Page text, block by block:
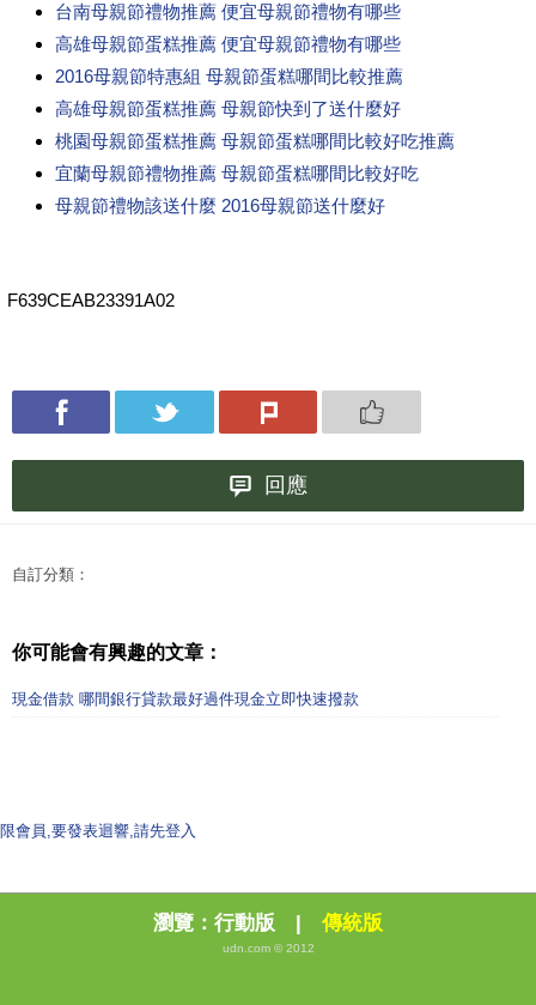
台南母親節禮物推薦 便宜母親節禮物有哪些
高雄母親節蛋糕推薦 便宜母親節禮物有哪些
2016母親節特惠組 母親節蛋糕哪間比較推薦
高雄母親節蛋糕推薦 母親節快到了送什麼好
桃園母親節蛋糕推薦 母親節蛋糕哪間比較好吃推薦
宜蘭母親節禮物推薦 母親節蛋糕哪間比較好吃
母親節禮物該送什麼 2016母親節送什麼好
F639CEAB23391A02
回應
自訂分類：
你可能會有興趣的文章：
現金借款 哪間銀行貸款最好過件現金立即快速撥款
限會員,要發表迴響,請先登入
瀏覽： 行動版 | 傳統版
udn.com © 2012